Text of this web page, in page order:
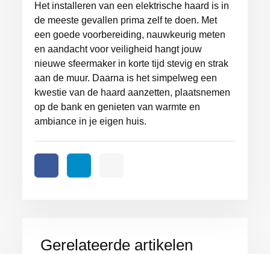
Het installeren van een elektrische haard is in
de meeste gevallen prima zelf te doen. Met
een goede voorbereiding, nauwkeurig meten
en aandacht voor veiligheid hangt jouw
nieuwe sfeermaker in korte tijd stevig en strak
aan de muur. Daarna is het simpelweg een
kwestie van de haard aanzetten, plaatsnemen
op de bank en genieten van warmte en
ambiance in je eigen huis.
Gerelateerde artikelen